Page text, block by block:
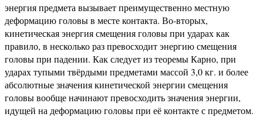
энергия предмета вызывает преимущественно местную
деформацию головы в месте контакта. Во-вторых,
кинетическая энергия смещения головы при ударах как
правило, в несколько раз превосходит энергию смещения
головы при падении. Как следует из теоремы Карно, при
ударах тупыми твёрдыми предметами массой 3,0 кг. и более
абсолютные значения кинетической энергии смещения
головы вообще начинают превосходить значения энергии,
идущей на деформацию головы при её контакте с предметом.